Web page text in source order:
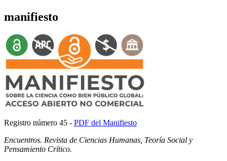
manifiesto
Registro número 45 - PDF del Manifiesto
Encuentros. Revista de Ciencias Humanas, Teoría Social y
Pensamiento Crítico.